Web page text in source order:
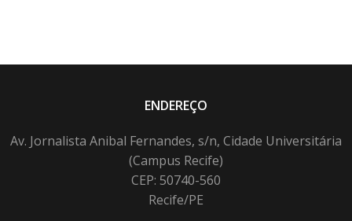
ENDEREÇO
Av. Jornalista Anibal Fernandes, s/n, Cidade Universitária
(Campus Recife)
CEP: 50740-560
Recife/PE